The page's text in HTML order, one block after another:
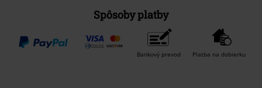
Spôsoby platby
Bankový prevod Platba na dobierku